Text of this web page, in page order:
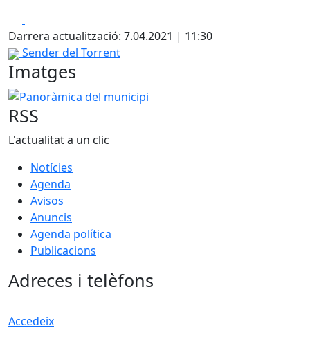
Darrera actualització: 7.04.2021 | 11:30
Sender del Torrent
Imatges
Panoràmica del municipi
RSS
L'actualitat a un clic
Notícies
Agenda
Avisos
Anuncis
Agenda política
Publicacions
Adreces i telèfons
Accedeix